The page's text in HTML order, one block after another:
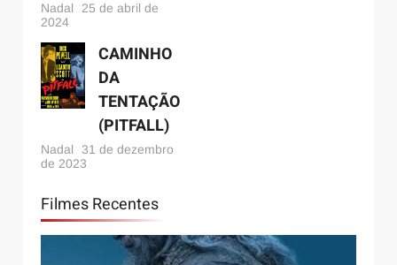
Nadal
25 de abril de
2024
CAMINHO
DA
TENTAÇÃO
(PITFALL)
Nadal
31 de dezembro
de 2023
Filmes Recentes